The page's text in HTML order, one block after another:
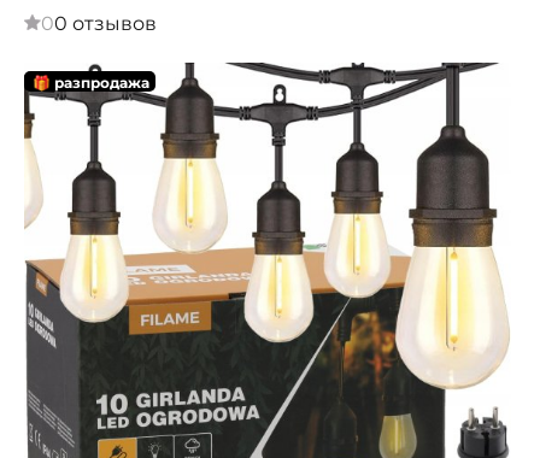
00 отзывов
🎁 разпродажа